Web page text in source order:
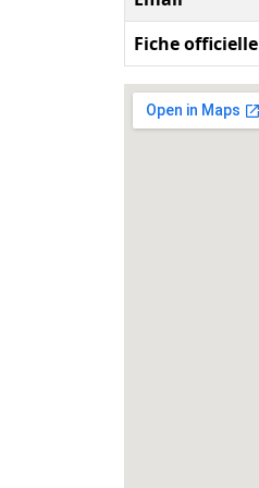
Fiche officielle